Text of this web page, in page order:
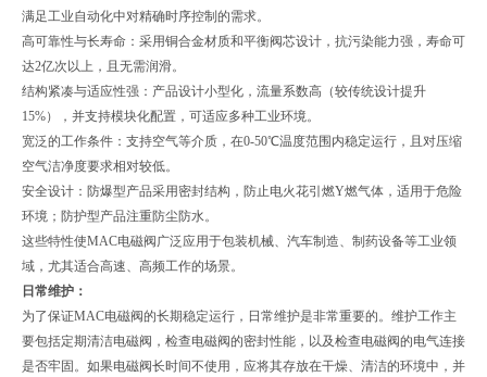
满足工业自动化中对精确时序控制的需求。‌
‌高可靠性与长寿命‌：采用铜合金材质和平衡阀芯设计，抗污染能力强，寿命可
达2亿次以上，且无需润滑。‌
‌结构紧凑与适应性强‌：产品设计小型化，流量系数高（较传统设计提升
15%），并支持模块化配置，可适应多种工业环境。‌
‌宽泛的工作条件‌：支持空气等介质，在0-50℃温度范围内稳定运行，且对压缩
空气洁净度要求相对较低。‌
‌安全设计‌：防爆型产品采用密封结构，防止电火花引燃Y燃气体，适用于危险
环境；防护型产品注重防尘防水。‌
这些特性使MAC电磁阀广泛应用于包装机械、汽车制造、制药设备等工业领
域，尤其适合高速、高频工作的场景。‌
日常维护：
为了保证MAC电磁阀的长期稳定运行，日常维护是非常重要的。维护工作主
要包括定期清洁电磁阀，检查电磁阀的密封性能，以及检查电磁阀的电气连接
是否牢固。如果电磁阀长时间不使用，应将其存放在干燥、清洁的环境中，并